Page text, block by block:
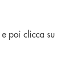
e poi clicca su